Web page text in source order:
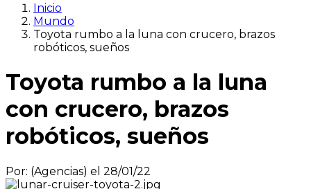
Inicio
Mundo
Toyota rumbo a la luna con crucero, brazos
robóticos, sueños
Toyota rumbo a la luna
con crucero, brazos
robóticos, sueños
Por: (Agencias) el 28/01/22